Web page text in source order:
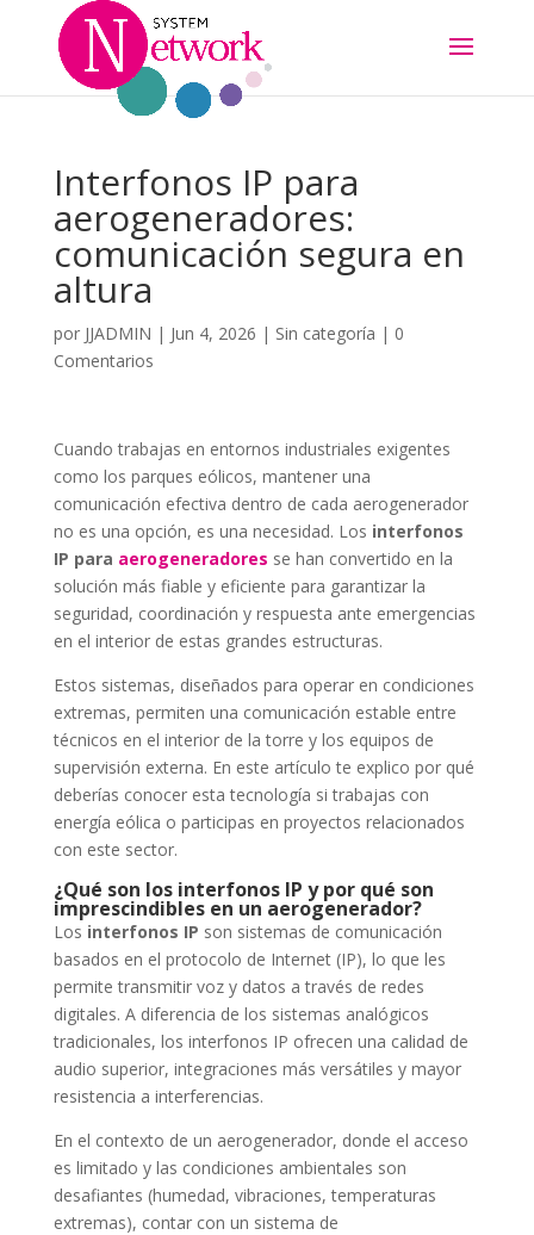
Interfonos IP para
aerogeneradores:
comunicación segura en
altura
por JJADMIN | Jun 4, 2026 | Sin categoría | 0
Comentarios
Cuando trabajas en entornos industriales exigentes
como los parques eólicos, mantener una
comunicación efectiva dentro de cada aerogenerador
no es una opción, es una necesidad. Los interfonos
IP para aerogeneradores se han convertido en la
solución más fiable y eficiente para garantizar la
seguridad, coordinación y respuesta ante emergencias
en el interior de estas grandes estructuras.
Estos sistemas, diseñados para operar en condiciones
extremas, permiten una comunicación estable entre
técnicos en el interior de la torre y los equipos de
supervisión externa. En este artículo te explico por qué
deberías conocer esta tecnología si trabajas con
energía eólica o participas en proyectos relacionados
con este sector.
¿Qué son los interfonos IP y por qué son
imprescindibles en un aerogenerador?
Los interfonos IP son sistemas de comunicación
basados en el protocolo de Internet (IP), lo que les
permite transmitir voz y datos a través de redes
digitales. A diferencia de los sistemas analógicos
tradicionales, los interfonos IP ofrecen una calidad de
audio superior, integraciones más versátiles y mayor
resistencia a interferencias.
En el contexto de un aerogenerador, donde el acceso
es limitado y las condiciones ambientales son
desafiantes (humedad, vibraciones, temperaturas
extremas), contar con un sistema de